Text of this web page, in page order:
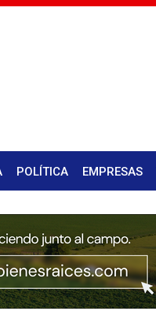
POLÍTICA EMPRESAS